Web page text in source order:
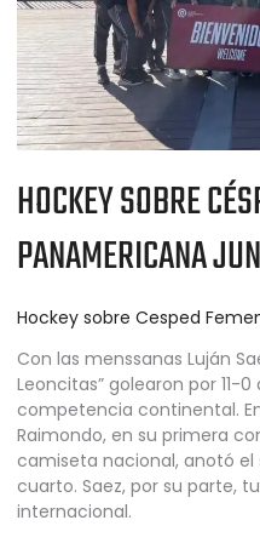
HOCKEY SOBRE
PANAMERICANA
Hockey sobre Cesped
Con las menssanas Luján
Leoncitas” golearon por 11-
competencia continental.
Raimondo, en su primera
camiseta nacional, anotó
cuarto. Saez, por su parte,
internacional.
2026